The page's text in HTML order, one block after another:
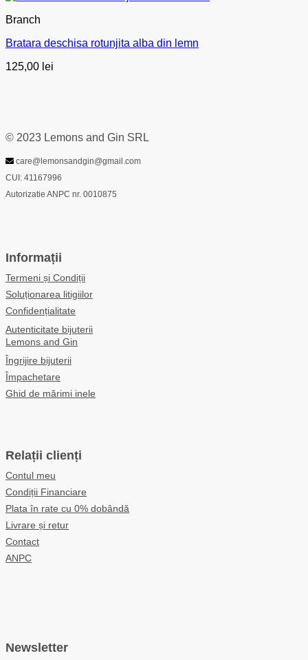
Branch
Bratara deschisa rotunjita alba din lemn
125,00 lei
© 2023 Lemons and Gin SRL
care@lemonsandgin@gmail.com
CUI: 41167996
Autorizatie ANPC nr. 0010875
Informații
Termeni și Condiții
Soluționarea litigiilor
Confidențialitate
Autenticitate bijuterii
Lemons and Gin
Îngrijire bijuterii
Împachetare
Ghid de mărimi inele
Relații clienți
Contul meu
Condiții Financiare
Plata în rate cu 0% dobândă
Livrare și retur
Contact
ANPC
Newsletter